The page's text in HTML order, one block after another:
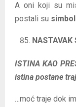
A oni koji su
postali su
ISTINA KAO
istina postane
…moć traje dok